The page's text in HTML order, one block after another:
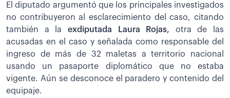
El diputado argumentó que los principales investigados
no contribuyeron al esclarecimiento del caso, citando
también a la exdiputada Laura Rojas, otra de las
acusadas en el caso y señalada como responsable del
ingreso de más de 32 maletas a territorio nacional
usando un pasaporte diplomático que no estaba
vigente. Aún se desconoce el paradero y contenido del
equipaje.